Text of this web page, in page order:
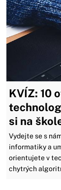
KVÍZ: 10
si na
Vydejte se s
informatiky a
orientujete v
chytrých